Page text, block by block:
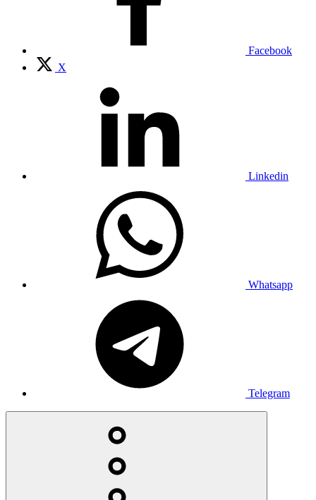
Facebook
X
Linkedin
Whatsapp
Telegram